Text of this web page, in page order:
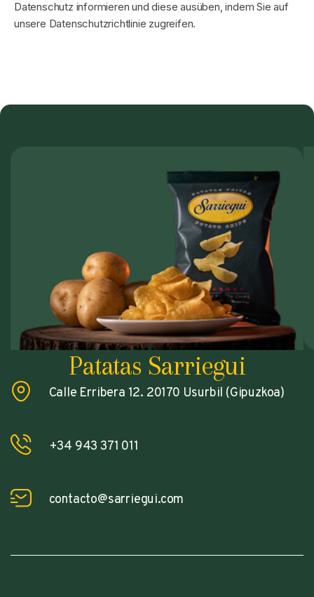
Datenschutz informieren und diese ausüben, indem Sie auf
unsere Datenschutzrichtlinie zugreifen.
Patatas Sarriegui
Calle Erribera 12. 20170 Usurbil (Gipuzkoa)
+34 943 371 011
contacto@sarriegui.com